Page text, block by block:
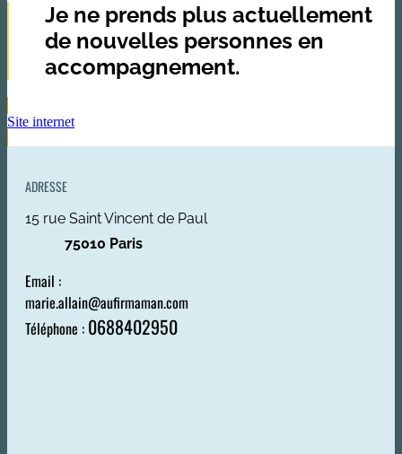
Je ne prends plus actuellement
de nouvelles personnes en
accompagnement.
Site internet
ADRESSE
15 rue Saint Vincent de Paul
75010 Paris
Email :
marie.allain@aufirmaman.com
Téléphone : 0688402950